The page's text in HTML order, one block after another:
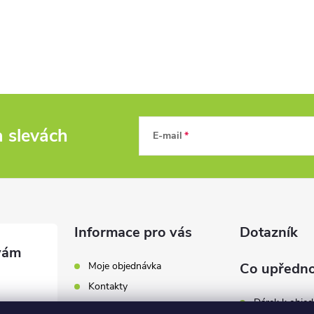
slevách E-mail
Informace pro vás
Moje objednávka
Kontakty
Dotazník
Co
Dárek k